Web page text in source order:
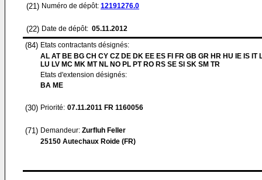
(21) Numéro de dépôt: 12191276.0
(22) Date de dépôt: 05.11.2012
(84) Etats contractants désignés:
AL AT BE BG CH CY CZ DE DK EE ES FI FR GB GR HR HU IE IS IT
LU LV MC MK MT NL NO PL PT RO RS SE SI SK SM TR
Etats d'extension désignés:
BA ME
(30) Priorité: 07.11.2011 FR 1160056
(71) Demandeur: Zurfluh Feller
25150 Autechaux Roide (FR)